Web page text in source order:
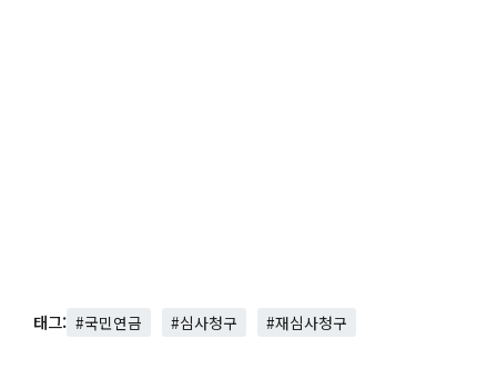
태그: #국민연금 #심사청구 #재심사청구